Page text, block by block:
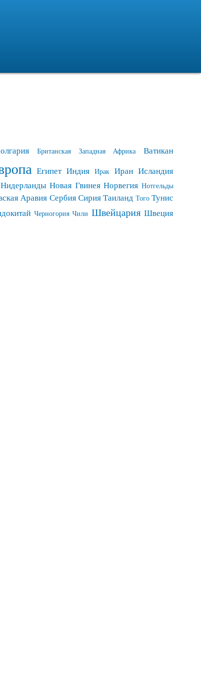
Британская Западная Африка Ватикан
Египет Индия Ирак Иран Исландия
Нидерланды Новая Гвинея Норвегия Нотгельды
Аравия СербияСирияТаиланд Того Тунис
Черногория Чили Швейцария Швеция